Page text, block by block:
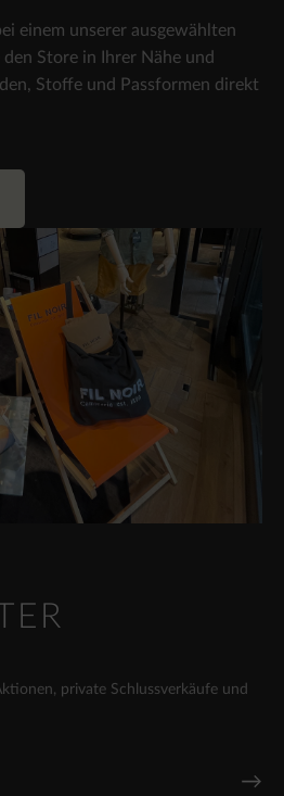
einem unserer ausgewählten
den Store in Ihrer Nähe und
Stoffe und Passformen direkt
private Schlussverkäufe und